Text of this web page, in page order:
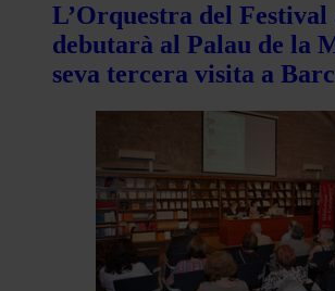
L’Orquestra del
debutarà al Palau de la
seva tercera visita a